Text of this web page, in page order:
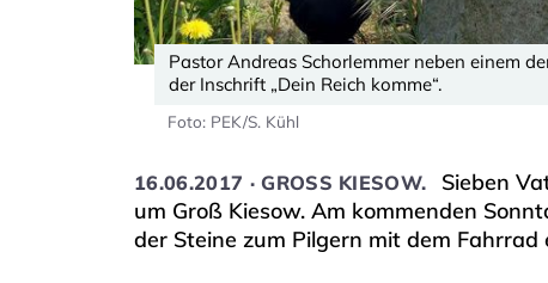
Pastor Andreas Schorlemmer neben einem
der Inschrift „Dein Reich komme“.
Foto: PEK/S. Kühl
16.06.2017 · GROSS KIESOW.
Sieben
um Groß Kiesow. Am kommenden
der Steine zum Pilgern mit dem Fahrrad